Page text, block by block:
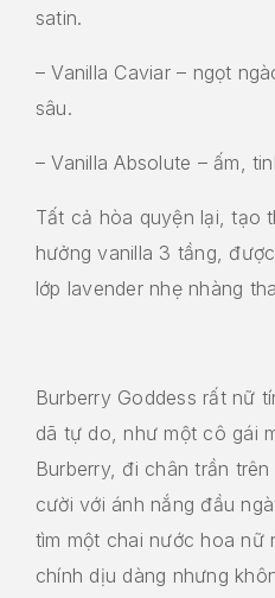
satin.
– Vanilla Caviar – ngọt
sâu.
– Vanilla Absolute – ấm,
Tất cả hòa quyện lại, tạo
hưởng vanilla 3 tầng,
lớp lavender nhẹ nhàng
Burberry Goddess rất nữ
dã tự do, như một cô gái
Burberry, đi chân trần
cười với ánh nắng đầu
tìm một chai nước hoa nữ
chính dịu dàng nhưng